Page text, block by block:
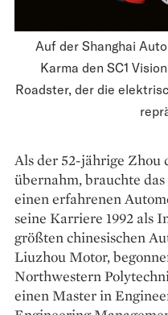
Auf der Shanghai
Karma den SC1
Roadster, der die
Als der 52-jährige
übernahm, brauchte
einen erfahrenen
seine Karriere 1992 als
größten chinesischen
Liuzhou Motor,
Northwestern
einen Master in